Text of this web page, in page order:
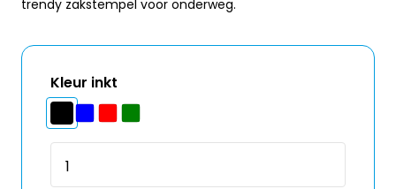
trendy zakstempel voor onderweg.
Kleur inkt